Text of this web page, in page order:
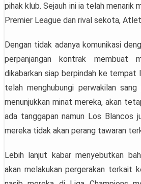
pihak klub. Sejauh ini ia telah menarik
Premier League dan rival sekota,
Dengan tidak adanya komunikasi
perpanjangan kontrak membuat
dikabarkan siap berpindah ke tempat
telah menghubungi perwakilan
menunjukkan minat mereka, akan
ada tanggapan namun Los Blancos
mereka tidak akan perang tawaran
Lebih lanjut kabar menyebutkan
akan melakukan pergerakan terkait